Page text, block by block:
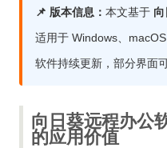
📌 版本信息： 本文基于
适用于 Windows、
软件持续更新，部分界面
向日葵远程办公
的应用价值